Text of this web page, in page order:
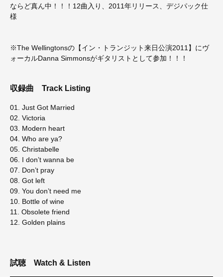
ならど真ん中！！！12曲入り、2011年リリース、デジパック仕
様
※The Wellingtonsの【イン・トランジット来日公演2011】にヴ
ォーカルDanna Simmonsがギタリストとして参加！！！
収録曲 Track Listing
01. Just Got Married
02. Victoria
03. Modern heart
04. Who are ya?
05. Christabelle
06. I don’t wanna be
07. Don’t pray
08. Got left
09. You don’t need me
10. Bottle of wine
11. Obsolete friend
12. Golden plains
試聴 Watch & Listen